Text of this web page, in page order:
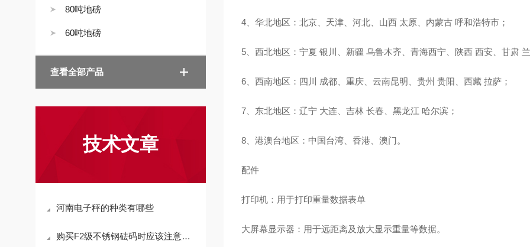
80吨地磅
60吨地磅
查看全部产品
技术文章
河南电子秤的种类有哪些
购买F2级不锈钢砝码时应该注意什么问题
4、华北地区：北京、天津、河北、山西 太原、内蒙古 呼和浩特市；
5、西北地区：宁夏 银川、新疆 乌鲁木齐、青海西宁、陕西 西安、甘肃 兰
6、西南地区：四川 成都、重庆、云南昆明、贵州 贵阳、西藏 拉萨；
7、东北地区：辽宁 大连、吉林 长春、黑龙江 哈尔滨；
8、港澳台地区：中国台湾、香港、澳门。
配件
打印机：用于打印重量数据表单
大屏幕显示器：用于远距离及放大显示重量等数据。